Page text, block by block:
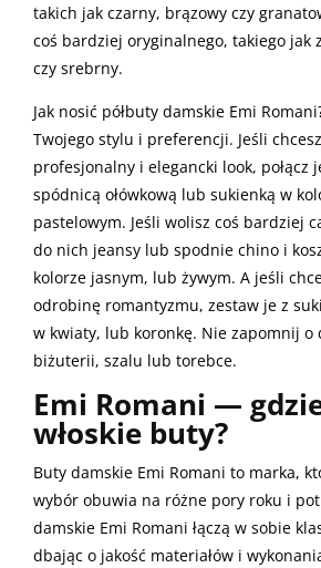
takich jak czarny, brązowy czy
coś bardziej oryginalnego, takiego jak
czy srebrny.
Jak nosić półbuty damskie Emi
Twojego stylu i preferencji. Jeśli
profesjonalny i elegancki look, połącz
spódnicą ołówkową lub sukienką w
pastelowym. Jeśli wolisz coś bardziej
do nich jeansy lub spodnie chino i
kolorze jasnym, lub żywym. A jeśli
odrobinę romantyzmu, zestaw je z
w kwiaty, lub koronkę. Nie zapomnij
biżuterii, szalu lub torebce.
Emi Romani —
włoskie buty?
Buty damskie Emi Romani to marka,
wybór obuwia na różne pory roku i
damskie Emi Romani łączą w sobie
dbając o jakość materiałów i